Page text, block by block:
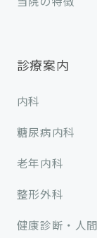
診療案内
内科
糖尿病内科
老年内科
整形外科
健康診断・人